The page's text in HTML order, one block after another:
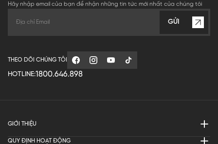
Hãy nhập email của bạn để nhận những tin tức mới nhất của chúng tôi
GỬI
THEO DÕI CHÚNG TÔI
HOTLINE:1800.646.898
GIỚI THIỆU
QUY ĐỊNH HOẠT ĐỘNG